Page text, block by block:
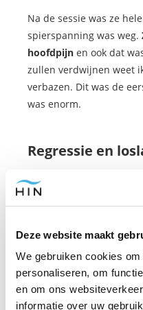
Deze website maakt
We gebruiken cookies
personaliseren, om
en om ons
informatie over uw
Na de sessie was ze
spierspanning was weg.
hoofdpijn en ook dat
zullen verdwijnen weet
verbazen. Dit was de
was enorm.
Regressie en
Wanneer je regressie
vaak zijn die opgekropte
veel ellende.
Wanneer je die
heilzaam en vergiftig je